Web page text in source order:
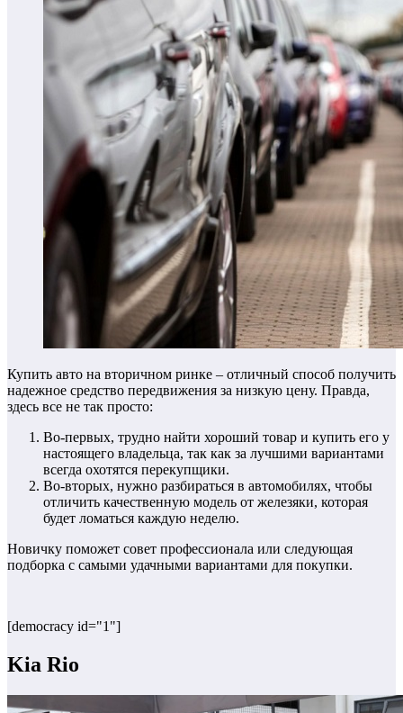
Купить авто на вторичном ринке – отличный способ получить
надежное средство передвижения за низкую цену. Правда,
здесь все не так просто:
Во-первых, трудно найти хороший товар и купить его у
настоящего владельца, так как за лучшими вариантами
всегда охотятся перекупщики.
Во-вторых, нужно разбираться в автомобилях, чтобы
отличить качественную модель от железяки, которая
будет ломаться каждую неделю.
Новичку поможет совет профессионала или следующая
подборка с самыми удачными вариантами для покупки.
[democracy id="1"]
Kia Rio